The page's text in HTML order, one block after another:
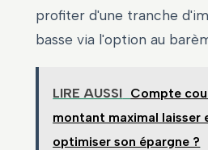
profiter d'une tranche
basse via l'option au
LIRE AUSSI Compte
montant maximal laisser
optimiser son épargne ?